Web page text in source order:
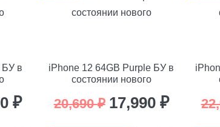
БУ в
₽Текущая
iPhone 12 64GB Purple БУ в
состоянии нового
20,690₽ Первоначальная
17,990 ₽